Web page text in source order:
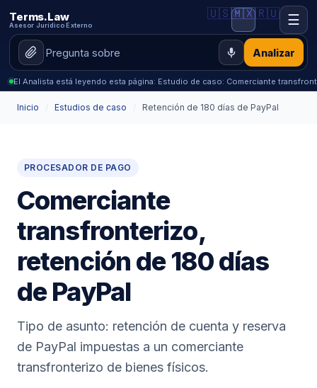
Terms.Law
Asesor Jurídico Externo
Analizar
🇺🇸🇲🇽🇷🇺 ☰
El Analista está leyendo esta página: Estudio de caso: Comerciante
Inicio Estudios de caso Retención de 180 días de PayPal
PROCESADOR DE PAGO
Comerciante
transfronterizo,
retención de 180 días
de PayPal
Tipo de asunto: retención de cuenta y reserva
de PayPal impuestas a un comerciante
transfronterizo de bienes físicos.